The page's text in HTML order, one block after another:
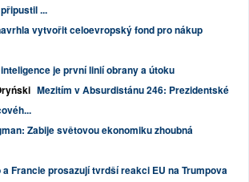
...
vytvořit celoevropský fond pro nákup
je první linií obrany a útoku
Mezitím v Absurdistánu 246: Prezidentské
Zabije světovou ekonomiku zhoubná
Francie prosazují tvrdší reakci EU na Trumpova